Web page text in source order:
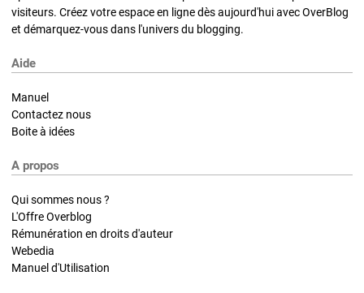
visiteurs. Créez votre espace en ligne dès aujourd'hui avec OverBlog
et démarquez-vous dans l'univers du blogging.
Aide
Manuel
Contactez nous
Boite à idées
A propos
Qui sommes nous ?
L'Offre Overblog
Rémunération en droits d'auteur
Webedia
Manuel d'Utilisation